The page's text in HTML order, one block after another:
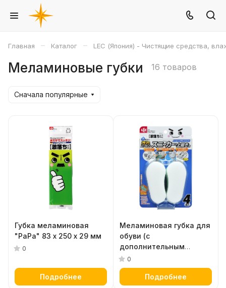
Главная – Каталог – LEC (Япония) - Чистящие средства,
Меламиновые губки 16 товаров
Сначала популярные
Губка меламиновая
"PаPа" 83 х 250 х 29 мм
0
Подробнее
Меламиновая губка для
обуви (с
дополнительным
чистящим слоем из
нейлона) 4 спонжа в
форме стелек 40 х 85 х
0
Подробнее